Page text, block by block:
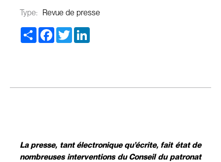
Type: Revue de presse
Share Facebook
Twitter
La presse, tant électronique qu’écrite, fait état de
nombreuses interventions du Conseil du patronat